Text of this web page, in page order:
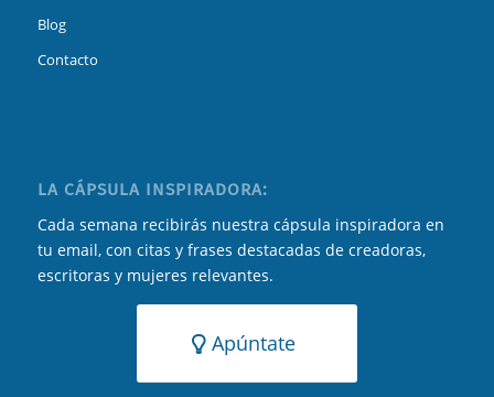
Blog
Contacto
LA CÁPSULA INSPIRADORA:
Cada semana recibirás nuestra cápsula inspiradora en
tu email, con citas y frases destacadas de creadoras,
escritoras y mujeres relevantes.
Apúntate